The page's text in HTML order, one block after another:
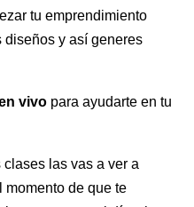
tu emprendimiento
diseños y así generes
vivo para ayudarte en tu
clases las vas a ver a
momento de que te